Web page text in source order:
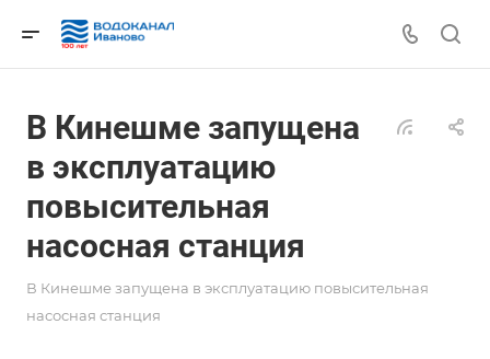
В Кинешме запущена
в эксплуатацию
повысительная
насосная станция
В Кинешме запущена в эксплуатацию повысительная
насосная станция